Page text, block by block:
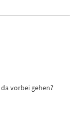
vorbei gehen?